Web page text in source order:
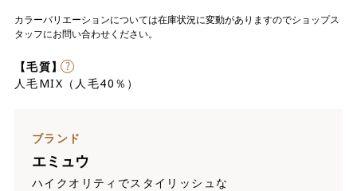
カラーバリエーションについては在庫状況に変動がありますのでショップス
タッフにお問い合わせください。
【毛質】
人毛MIX（人毛40％）
ブランド
エミュウ
ハイクオリティでスタイリッシュな